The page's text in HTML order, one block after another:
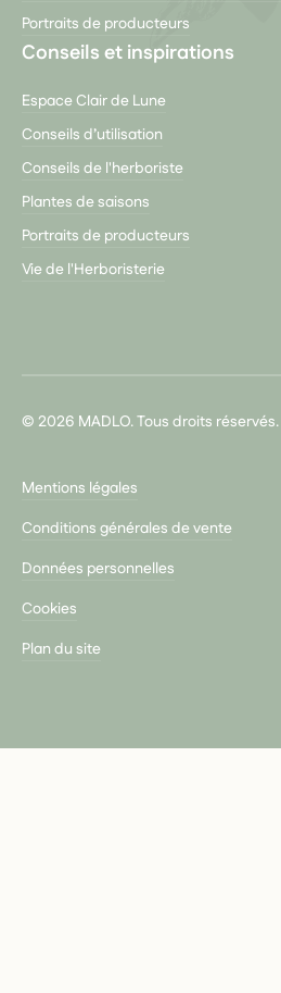
Portraits de producteurs
Conseils et inspirations
Espace Clair de Lune
Conseils d’utilisation
Conseils de l'herboriste
Plantes de saisons
Portraits de producteurs
Vie de l'Herboristerie
© 2026 MADLO. Tous droits réservés.
Mentions légales
Conditions générales de vente
Données personnelles
Cookies
Plan du site